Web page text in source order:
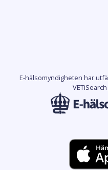
E-hälsomyndigheten har
VETiSearch